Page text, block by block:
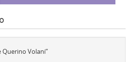
Querino Volani”